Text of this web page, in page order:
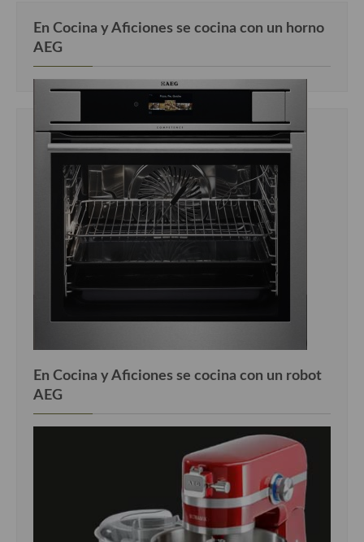
En Cocina y Aficiones se cocina con un horno
AEG
En Cocina y Aficiones se cocina con un robot
AEG